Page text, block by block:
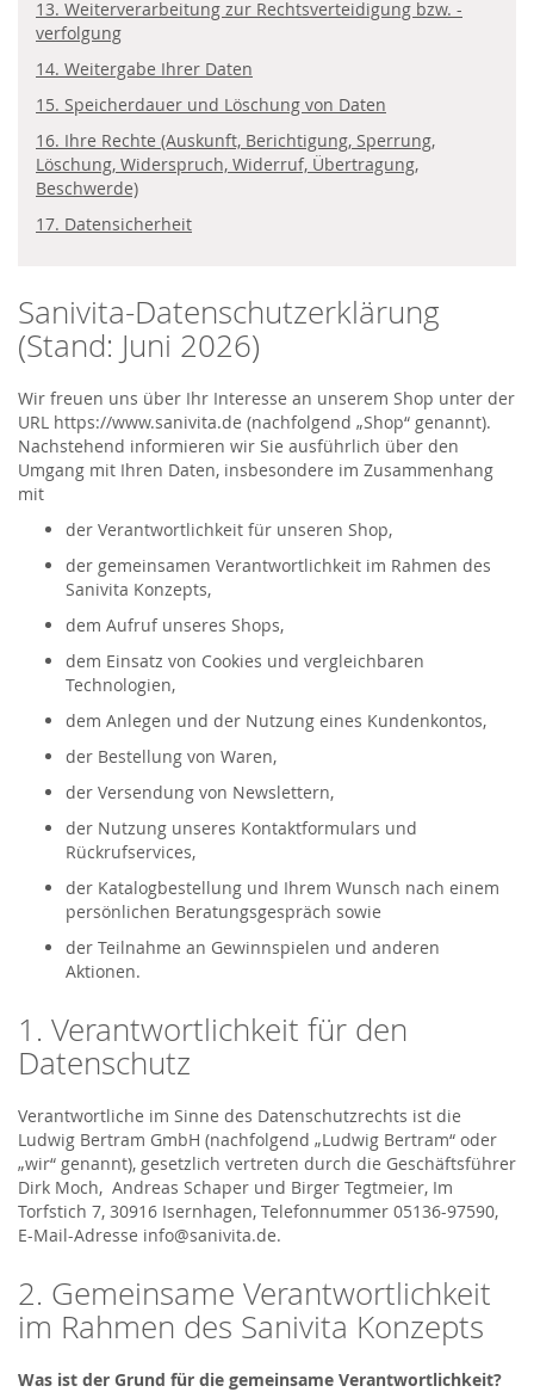
Sanivita-Datenschutzerklärung
(Stand: Juni 2026)
Wir freuen uns über Ihr Interesse an unserem Shop unter der
URL https://www.sanivita.de (nachfolgend „Shop“ genannt).
Nachstehend informieren wir Sie ausführlich über den
Umgang mit Ihren Daten, insbesondere im Zusammenhang
mit
der Verantwortlichkeit für unseren Shop,
der gemeinsamen Verantwortlichkeit im Rahmen des
Sanivita Konzepts,
dem Aufruf unseres Shops,
dem Einsatz von Cookies und vergleichbaren
Technologien,
dem Anlegen und der Nutzung eines Kundenkontos,
der Bestellung von Waren,
der Versendung von Newslettern,
der Nutzung unseres Kontaktformulars und
Rückrufservices,
der Katalogbestellung und Ihrem Wunsch nach einem
persönlichen Beratungsgespräch sowie
der Teilnahme an Gewinnspielen und anderen
Aktionen.
1. Verantwortlichkeit für den
Datenschutz
Verantwortliche im Sinne des Datenschutzrechts ist die
Ludwig Bertram GmbH (nachfolgend „Ludwig Bertram“ oder
„wir“ genannt), gesetzlich vertreten durch die Geschäftsführer
Dirk Moch, Andreas Schaper und Birger Tegtmeier, Im
Torfstich 7, 30916 Isernhagen, Telefonnummer 05136-97590,
E-Mail-Adresse info@sanivita.de.
2. Gemeinsame Verantwortlichkeit
im Rahmen des Sanivita Konzepts
Was ist der Grund für die gemeinsame Verantwortlichkeit?
13. Weiterverarbeitung zur Rechtsverteidigung bzw. -
verfolgung
14. Weitergabe Ihrer Daten
15. Speicherdauer und Löschung von Daten
16. Ihre Rechte (Auskunft, Berichtigung, Sperrung,
Löschung, Widerspruch, Widerruf, Übertragung,
Beschwerde)
17. Datensicherheit